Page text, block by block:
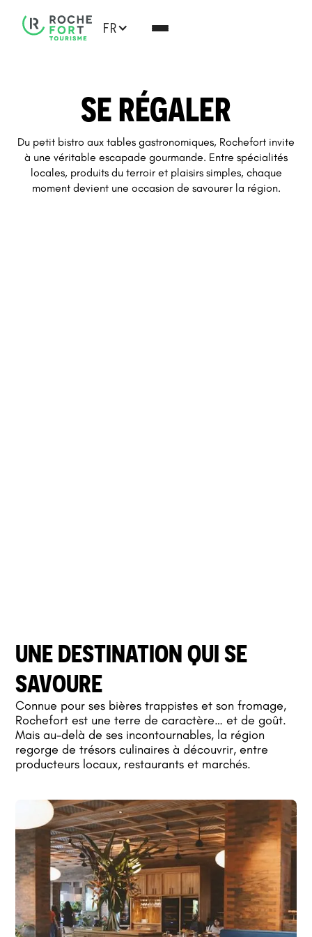
FR
SE RÉGALER
Du petit bistro aux tables gastronomiques, Rochefort invite
à une véritable escapade gourmande. Entre spécialités
locales, produits du terroir et plaisirs simples, chaque
moment devient une occasion de savourer la région.
UNE DESTINATION QUI SE
SAVOURE
Connue pour ses bières trappistes et son fromage,
Rochefort est une terre de caractère… et de goût.
Mais au-delà de ses incontournables, la région
regorge de trésors culinaires à découvrir, entre
producteurs locaux, restaurants et marchés.